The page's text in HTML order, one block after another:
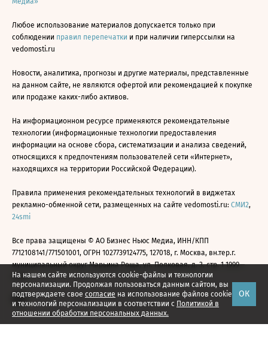
На нашем сайте используются cookie-файлы и технологии
персонализации. Продолжая пользоваться данным сайтом, вы
подтверждаете свое согласие на использование файлов cookie
и технологий персонализации в соответствии с Политикой в
отношении обработки персональных данных.
ОК
Любое использование материалов допускается только при
соблюдении правил перепечатки и при наличии гиперссылки на
vedomosti.ru
Новости, аналитика, прогнозы и другие материалы, представленные
на данном сайте, не являются офертой или рекомендацией к покупке
или продаже каких-либо активов.
На информационном ресурсе применяются рекомендательные
технологии (информационные технологии предоставления
информации на основе сбора, систематизации и анализа сведений,
относящихся к предпочтениям пользователей сети «Интернет»,
находящихся на территории Российской Федерации).
Правила применения рекомендательных технологий в виджетах
рекламно-обменной сети, размещенных на сайте vedomosti.ru: СМИ2,
24smi
Все права защищены © АО Бизнес Ньюс Медиа, ИНН/КПП
7712108141/771501001, ОГРН 1027739124775, 127018, г. Москва, вн.тер.г.
муниципальный округ Марьина Роща, ул. Полковая, д. 3, стр. 1 1999—
2026